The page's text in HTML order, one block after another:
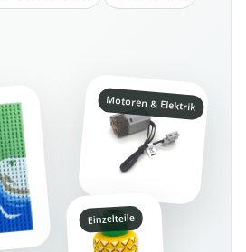
Motoren & Elektrik
Einzelteile